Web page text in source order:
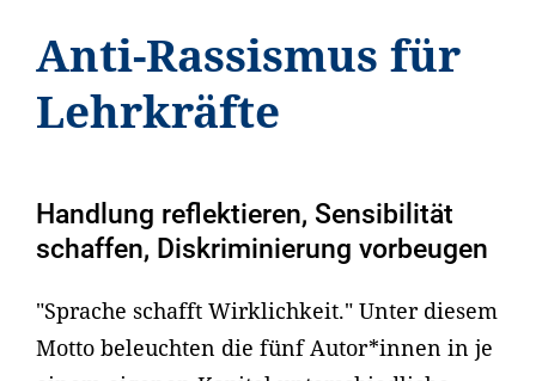
Anti-Rassismus für
Lehrkräfte
Handlung reflektieren, Sensibilität
schaffen, Diskriminierung vorbeugen
"Sprache schafft Wirklichkeit." Unter diesem
Motto beleuchten die fünf Autor*innen in je